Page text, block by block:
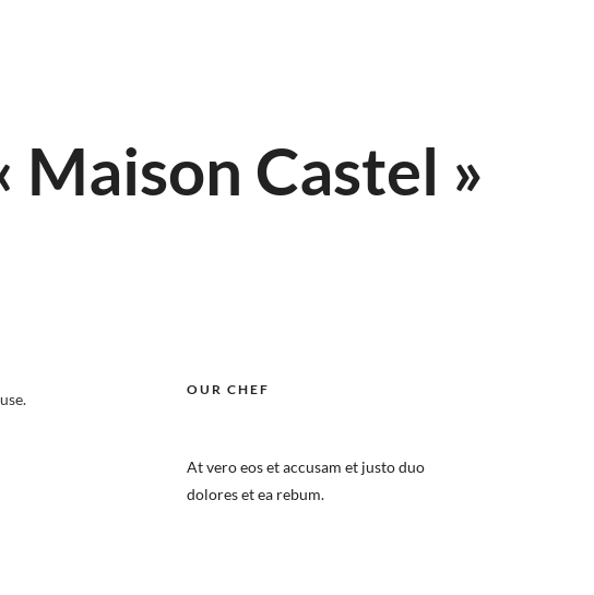
Castel »
OUR CHEF
At vero eos et accusam et justo duo
dolores et ea rebum.